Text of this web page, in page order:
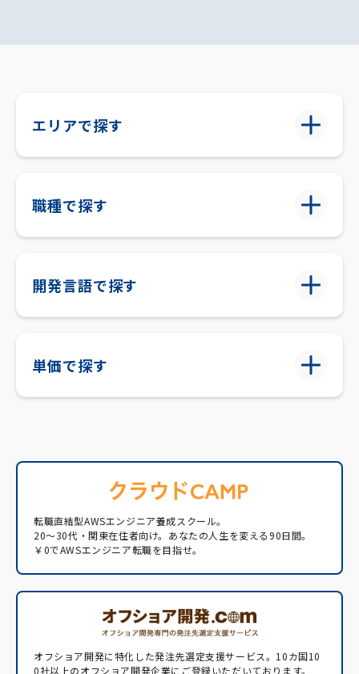
エリアで探す
職種で探す
開発言語で探す
単価で探す
転職直結型AWSエンジニア養成スクール。
20〜30代・関東在住者向け。あなたの人生を変える90日間。
￥0でAWSエンジニア転職を目指せ。
オフショア開発に特化した発注先選定支援サービス。 10カ国10
0社以上のオフショア開発企業にご登録いただいております。